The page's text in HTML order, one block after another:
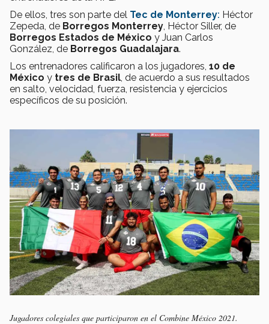
De ellos, tres son parte del Tec de Monterrey: Héctor
Zepeda, de Borregos Monterrey , Héctor Siller, de
Borregos Estados de México y Juan Carlos
González, de Borregos Guadalajara.
Los entrenadores calificaron a los jugadores, 10 de
México y tres de Brasil , de acuerdo a sus resultados
en salto, velocidad, fuerza, resistencia y ejercicios
específicos de su posición.
Jugadores colegiales que participaron en el Combine México 2021.